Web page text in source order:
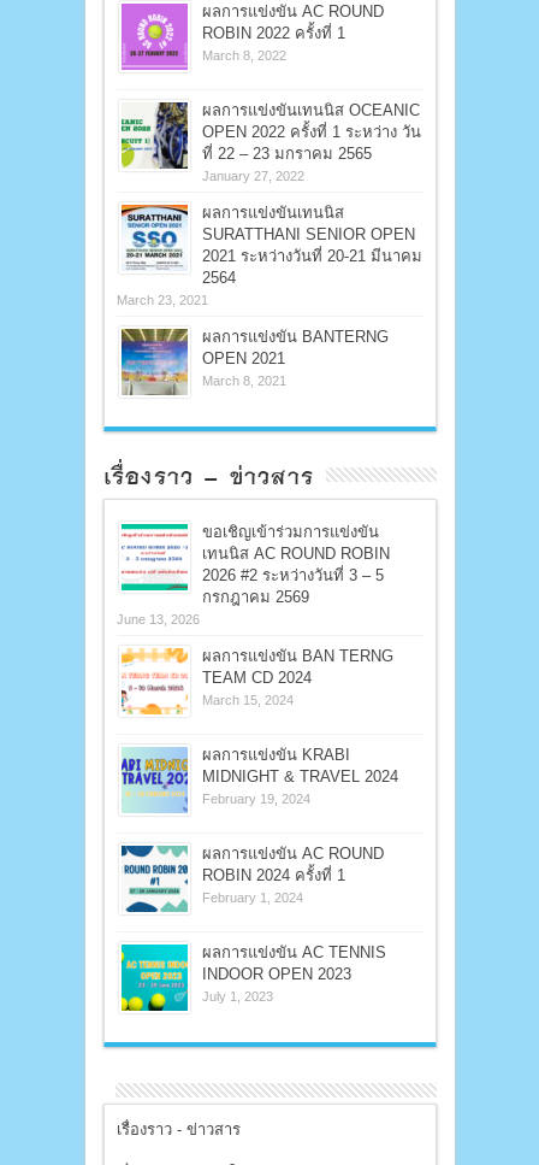
ผลการแข่งขัน AC ROUND
ROBIN 2022 ครั้งที่ 1
March 8, 2022
ผลการแข่งขันเทนนิส OCEANIC
OPEN 2022 ครั้งที่ 1 ระหว่าง วัน
ที่ 22 – 23 มกราคม 2565
January 27, 2022
ผลการแข่งขันเทนนิส
SURATTHANI SENIOR OPEN
2021 ระหว่างวันที่ 20-21 มีนาคม
2564
March 23, 2021
ผลการแข่งขัน BANTERNG
OPEN 2021
March 8, 2021
เรื่องราว – ข่าวสาร
ขอเชิญเข้าร่วมการแข่งขัน
เทนนิส AC ROUND ROBIN
2026 #2 ระหว่างวันที่ 3 – 5
กรกฎาคม 2569
June 13, 2026
ผลการแข่งขัน BAN TERNG
TEAM CD 2024
March 15, 2024
ผลการแข่งขัน KRABI
MIDNIGHT & TRAVEL 2024
February 19, 2024
ผลการแข่งขัน AC ROUND
ROBIN 2024 ครั้งที่ 1
February 1, 2024
ผลการแข่งขัน AC TENNIS
INDOOR OPEN 2023
July 1, 2023
เรื่องราว - ข่าวสาร